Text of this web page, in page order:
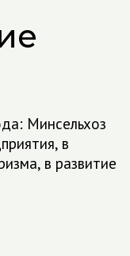
Минсельхоз
в
в развитие